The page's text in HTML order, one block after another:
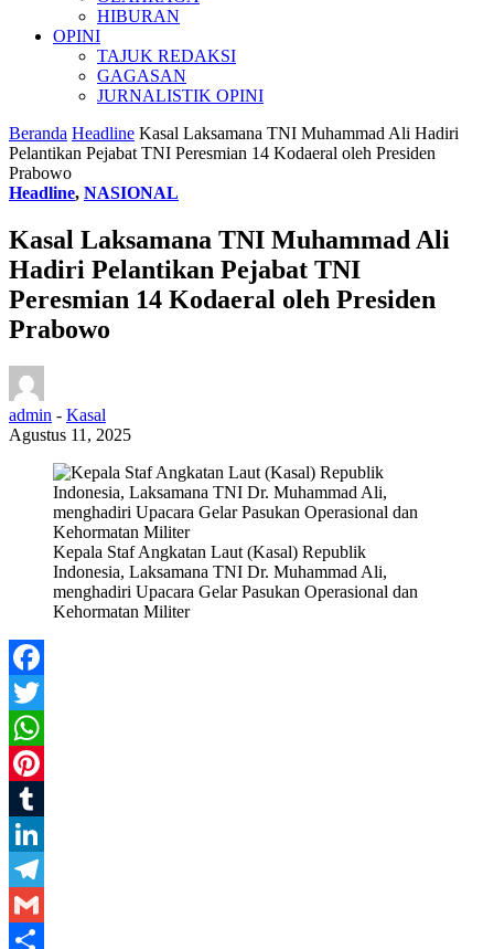
HIBURAN
OPINI
TAJUK REDAKSI
GAGASAN
JURNALISTIK OPINI
Beranda Headline Kasal Laksamana TNI Muhammad Ali Hadiri
Pelantikan Pejabat TNI Peresmian 14 Kodaeral oleh Presiden
Prabowo
Headline, NASIONAL
Kasal Laksamana TNI Muhammad Ali
Hadiri Pelantikan Pejabat TNI
Peresmian 14 Kodaeral oleh Presiden
Prabowo
admin - Kasal
Agustus 11, 2025
Kepala Staf Angkatan Laut (Kasal) Republik
Indonesia, Laksamana TNI Dr. Muhammad Ali,
menghadiri Upacara Gelar Pasukan Operasional dan
Kehormatan Militer
Facebook
Twitter
WhatsApp
Pinterest
Tumblr
LinkedIn
Telegram
Gmail